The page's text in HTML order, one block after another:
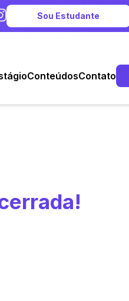
Sou Estudante
ConteúdosContato